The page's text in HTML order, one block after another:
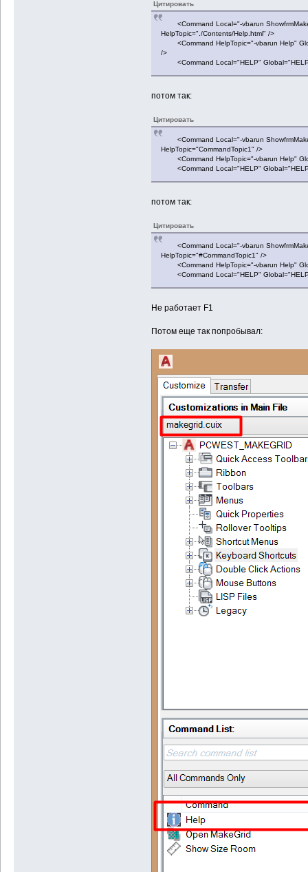
Цитировать
<Command Local="-vbarun
HelpTopic="./Contents/Help.html" />
<Command HelpTopic="-vbarun Help"
/>
<Command Local="HELP"
потом так:
Цитировать
<Command Local="-vbarun
HelpTopic="CommandTopic1" />
<Command HelpTopic="-vbarun Help"
<Command Local="HELP"
потом так:
Цитировать
<Command Local="-vbarun
HelpTopic="#CommandTopic1" />
<Command HelpTopic="-vbarun Help"
<Command Local="HELP"
Не работает F1
Потом еще так попробывал: